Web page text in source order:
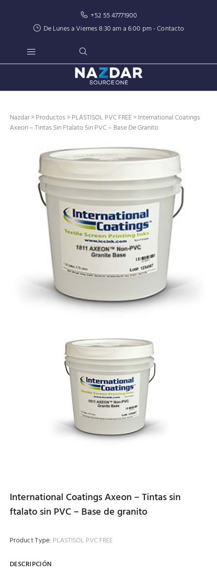
+52 55 47771900
De Lunes a Viernes 8:30 am a 6:00 pm -Contacto
Nazdar>Productos>PLASTISOL PVC FREE> International Coatings
Axeon – Tintas Sin Ftalato Sin PVC – Base De Granito
International Coatings Axeon – Tintas sin
ftalato sin PVC – Base de granito
Product Type: PLASTISOL PVC FREE
DESCRIPCIÓN